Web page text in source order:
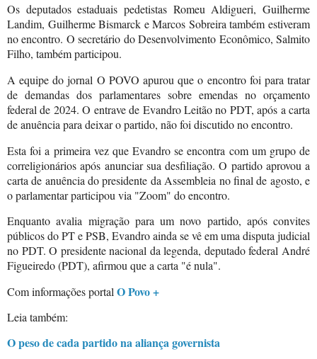
Os deputados estaduais pedetistas Romeu Aldigueri, Guilherme
Landim, Guilherme Bismarck e Marcos Sobreira também estiveram
no encontro. O secretário do Desenvolvimento Econômico, Salmito
Filho, também participou.
A equipe do jornal O POVO apurou que o encontro foi para tratar
de demandas dos parlamentares sobre emendas no orçamento
federal de 2024. O entrave de Evandro Leitão no PDT, após a carta
de anuência para deixar o partido, não foi discutido no encontro.
Esta foi a primeira vez que Evandro se encontra com um grupo de
correligionários após anunciar sua desfiliação. O partido aprovou a
carta de anuência do presidente da Assembleia no final de agosto, e
o parlamentar participou via "Zoom" do encontro.
Enquanto avalia migração para um novo partido, após convites
públicos do PT e PSB, Evandro ainda se vê em uma disputa judicial
no PDT. O presidente nacional da legenda, deputado federal André
Figueiredo (PDT), afirmou que a carta "é nula".
Com informações portal O Povo +
Leia também:
O peso de cada partido na aliança governista